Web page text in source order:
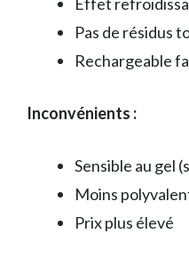
Pas de résidus
Rechargeable
Inconvénients :
Sensible au gel
Moins
Prix plus élevé